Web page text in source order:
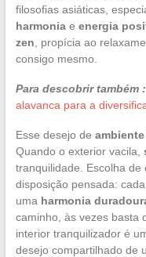
filosofias asiáticas,
harmoniae energia
zen , propícia ao
consigo mesmo.
Para descobrir também :
alavanca para a
Esse desejo de
Quando o exterior vacila,
tranquilidade. Escolha de
disposição pensada:
uma harmonia
caminho, às vezes basta
interior tranquilizador é
desejo compartilhado de